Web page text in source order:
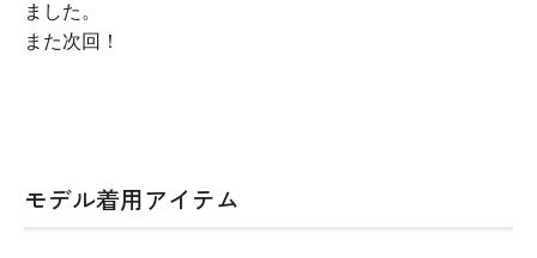
ました。
また次回！
モデル着用アイテム